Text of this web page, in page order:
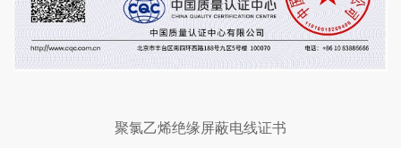
聚氯乙烯绝缘屏蔽电线证书